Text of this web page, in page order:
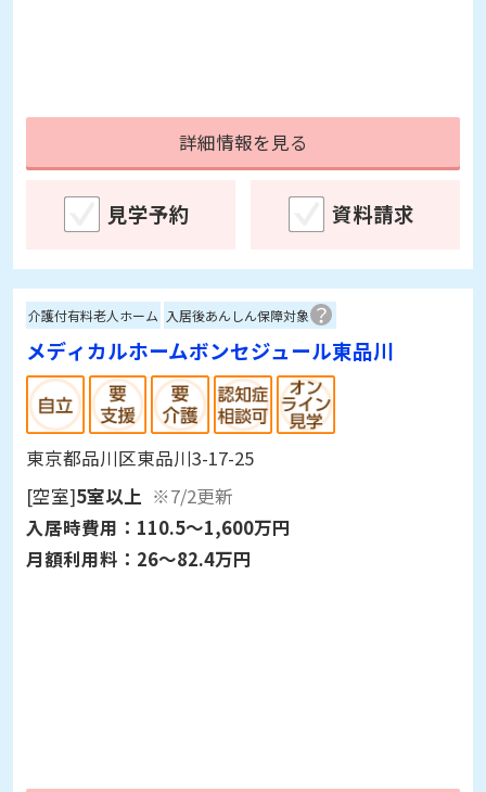
詳細情報を見る
見学予約 資料請求
介護付有料老人ホーム 入居後あんしん保障対象
メディカルホームボンセジュール東品川
東京都品川区東品川3-17-25
[空室]5室以上 ※7/2更新
入居時費用： 110.5～1,600万円
月額利用料： 26～82.4万円